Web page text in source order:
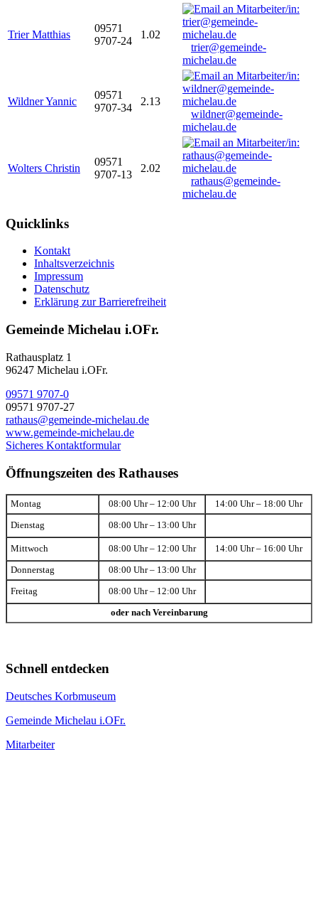
Trier Matthias
09571
9707-24
1.02
trier@gemeinde-
michelau.de
Wildner Yannic
09571
9707-34
2.13
wildner@gemeinde-
michelau.de
Wolters Christin
09571
9707-13
2.02
rathaus@gemeinde-
michelau.de
Quicklinks
Kontakt
Inhaltsverzeichnis
Impressum
Datenschutz
Erklärung zur Barrierefreiheit
Gemeinde Michelau i.OFr.
Rathausplatz 1
96247 Michelau i.OFr.
09571 9707-0
09571 9707-27
rathaus@gemeinde-michelau.de
www.gemeinde-michelau.de
Sicheres Kontaktformular
Öffnungszeiten des Rathauses
Montag 08:00 Uhr – 12:00 Uhr 14:00 Uhr – 18:00 Uhr
Dienstag 08:00 Uhr – 13:00 Uhr
Mittwoch 08:00 Uhr – 12:00 Uhr 14:00 Uhr – 16:00 Uhr
Donnerstag 08:00 Uhr – 13:00 Uhr
Freitag 08:00 Uhr – 12:00 Uhr
oder nach Vereinbarung
Schnell entdecken
Deutsches Korbmuseum
Gemeinde Michelau i.OFr.
Mitarbeiter